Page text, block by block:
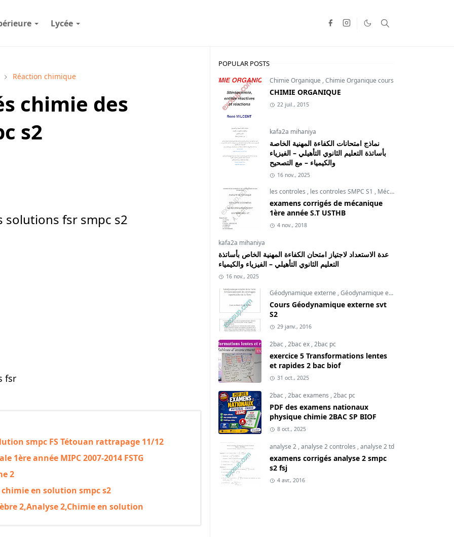
Lycée
Réaction chimique
chimie des
s2
fsr smpc s2
fsr
smpc FS Tétouan rattrapage 11/12
1ère année MIPC 2007-2014 FSTG
2
en solution smpc s2
2,Analyse 2,Chimie en solution
POPULAR POSTS
Chimie Organique ,Chimie Organique cours
CHIMIE ORGANIQUE
22 juil., 2015
kafa2a mihaniya
نماذج امتحانات الكفاءة المهنية الخاصة
بأساتذة التعليم الثانوي التأهيلي – الفيزياء
والكيمياء – مع التصحيح
16 nov., 2025
les controles , les controles SMPC S1 , Mécanique du point
examens corrigés de mécanique
1ère année S.T USTHB
4 nov., 2018
kafa2a mihaniya
عدة الاستعداد لاجتياز امتحان الكفاءة المهنية الخاص بأساتذة
التعليم الثانوي التأهيلي – الفيزياء والكيمياء
16 nov., 2025
Géodynamique externe ,Géodynamique externe cours
Cours Géodynamique externe svt
S2
29 janv., 2016
2bac,2bac ex,2bac pc
exercice 5 Transformations lentes
et rapides 2 bac biof
31 oct., 2025
2bac,2bac examens ,2bac pc
PDF des examens nationaux
physique chimie 2BAC SP BIOF
8 oct., 2025
analyse 2,analyse 2 controles ,analyse 2 td
examens corrigés analyse 2 smpc
s2 fsj
4 avr., 2016